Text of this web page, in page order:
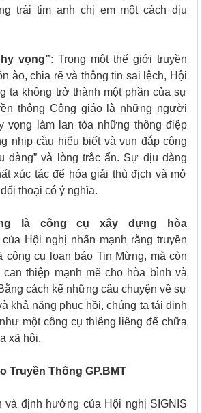
trái tim anh chị em một cách dịu
vọng”:Trong một thế giới truyền
ào, chia rẽ và thông tin sai lệch, Hội
ta không trở thành một phần của sự
thông Công giáo là những người
vọng làm lan tỏa những thông điệp
nhịp cầu hiểu biết và vun đắp cộng
dàng” và lòng trắc ẩn. Sự dịu dàng
xúc tác để hóa giải thù địch và mở
thoại có ý nghĩa.
là công cụ xây dựng hòa
Hội nghị nhấn mạnh rằng truyền
công cụ loan báo Tin Mừng, mà còn
can thiệp mạnh mẽ cho hòa bình và
cách kể những câu chuyện về sự
khả năng phục hồi, chúng ta tái định
một công cụ thiêng liêng để chữa
xã hội.
Truyền Thông GP.BMT
và định hướng của Hội nghị SIGNIS